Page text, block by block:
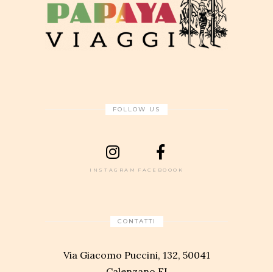
FOLLOW US
INSTAGRAM FACEBOOOK
CONTATTI
Via Giacomo Puccini, 132, 50041